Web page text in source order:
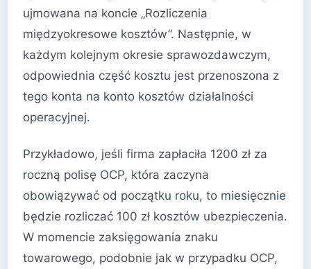
ujmowana na koncie „Rozliczenia
międzyokresowe kosztów”. Następnie, w
każdym kolejnym okresie sprawozdawczym,
odpowiednia część kosztu jest przenoszona z
tego konta na konto kosztów działalności
operacyjnej.
Przykładowo, jeśli firma zapłaciła 1200 zł za
roczną polisę OCP, która zaczyna
obowiązywać od początku roku, to miesięcznie
będzie rozliczać 100 zł kosztów ubezpieczenia.
W momencie zaksięgowania znaku
towarowego, podobnie jak w przypadku OCP,